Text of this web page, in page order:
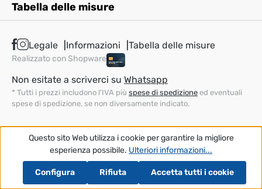
Tabella delle misure
Legale Informazioni Tabella delle misure
Realizzato con Shopware
Non esitate a scriverci su Whatsapp
* Tutti i prezzi includono l'IVA più spese di spedizione ed eventuali
spese di spedizione, se non diversamente indicato.
Questo sito Web utilizza i cookie per garantire la migliore
esperienza possibile. Ulteriori informazioni...
Rifiuta
Configura Accetta tutti i cookie